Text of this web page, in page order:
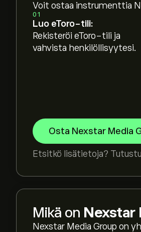
Voit ostaa instrumenttia
01
Luo eToro-tili:
Rekisteröi eToro-tili ja
vahvista henkilöllisyytesi.
Osta Nexstar Media
Etsitkö lisätietoja?
Mikä on Nexstar
Nexstar Media Group on